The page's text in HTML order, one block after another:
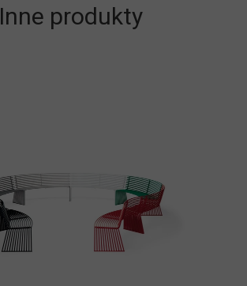
Inne produkty